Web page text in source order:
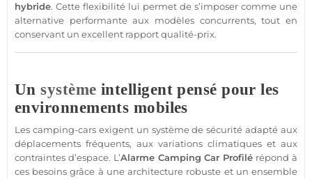
hybride. Cette flexibilité lui permet de s’imposer comme une
alternative performante aux modèles concurrents, tout en
conservant un excellent rapport qualité-prix.
Unsystème intelligent pensé pour les
environnements mobiles
Les camping-cars exigent un systèmedesécurité adapté aux
déplacements fréquents, aux variations climatiques et aux
contraintes d’espace. L’Alarme Camping Car Profilé répond à
ces besoins grâce à une architecture robuste et un ensemble